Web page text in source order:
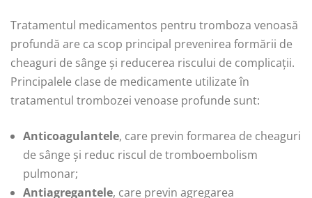
Tratamentul medicamentos pentru tromboza venoasă
profundă are ca scop principal prevenirea formării de
cheaguri de sânge și reducerea riscului de complicații.
Principalele clase de medicamente utilizate în
tratamentul trombozei venoase profunde sunt:
Anticoagulantele, care previn formarea de cheaguri
de sânge și reduc riscul de tromboembolism
pulmonar;
Antiagregantele, care previn agregarea